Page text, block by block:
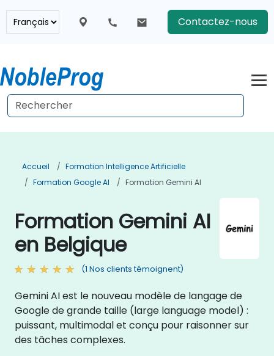
Contactez-nous
Accueil
Formation Intelligence Artificielle
Formation Google AI
Formation Gemini AI
Formation Gemini AI
en Belgique
(1 Nos clients témoignent)
Gemini AI est le nouveau modèle de langage de
Google de grande taille (large language model) :
puissant, multimodal et conçu pour raisonner sur
des tâches complexes.